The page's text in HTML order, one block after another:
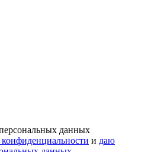
данных
и даю